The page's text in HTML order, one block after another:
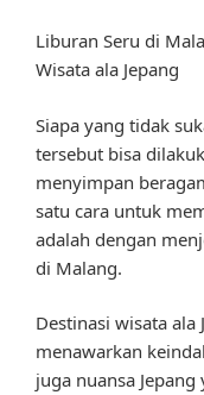
Liburan Seru di
Wisata ala Jepang
Siapa yang tidak
tersebut bisa
menyimpan
satu cara untuk
adalah dengan
di Malang.
Destinasi wisata
menawarkan
juga nuansa